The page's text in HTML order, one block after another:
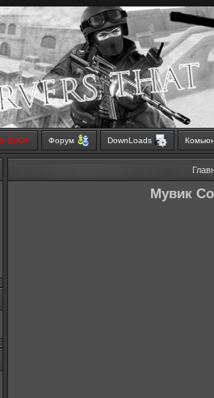
SHOP Форум DownLoads
Мувик